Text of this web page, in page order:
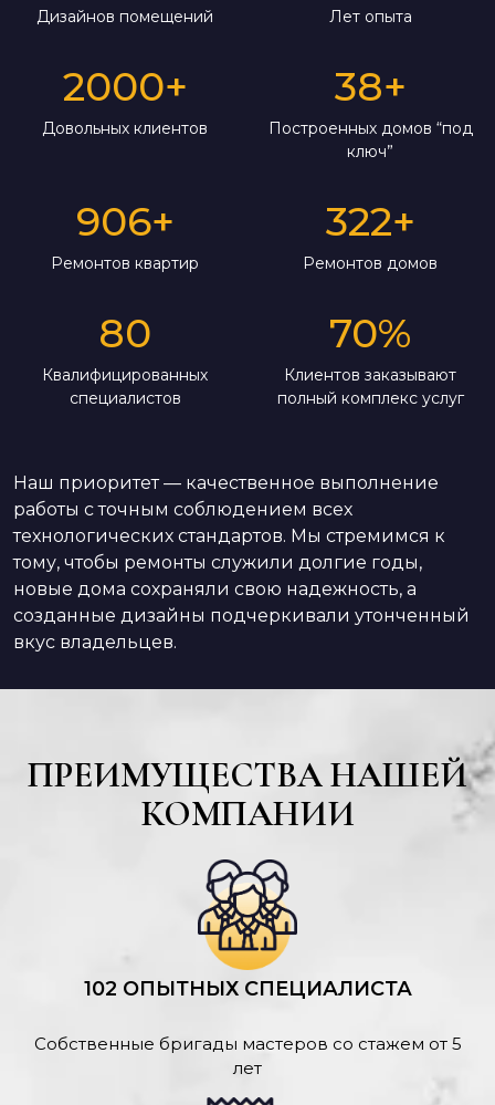
Дизайнов помещений Лет опыта
2000+
Довольных клиентов
38+
Построенных домов “под
ключ”
906+
Ремонтов квартир
322+
Ремонтов домов
80
Квалифицированных
специалистов
70%
Клиентов заказывают
полный комплекс услуг
Наш приоритет — качественное выполнение
работы с точным соблюдением всех
технологических стандартов. Мы стремимся к
тому, чтобы ремонты служили долгие годы,
новые дома сохраняли свою надежность, а
созданные дизайны подчеркивали утонченный
вкус владельцев.
ПРЕИМУЩЕСТВА НАШЕЙ
КОМПАНИИ
102 ОПЫТНЫХ СПЕЦИАЛИСТА
Собственные бригады мастеров со стажем от 5
лет